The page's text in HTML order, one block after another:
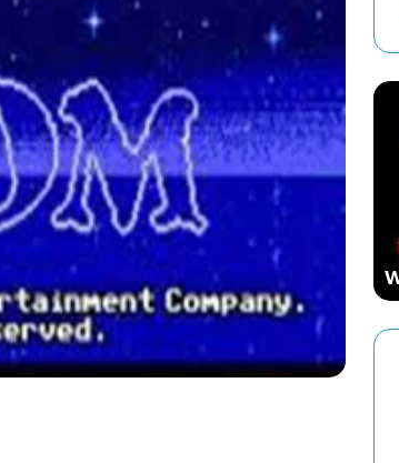
ESTRATEGIA
Starcraft: El Videojuego de Estrategia
Que Marcó una Época